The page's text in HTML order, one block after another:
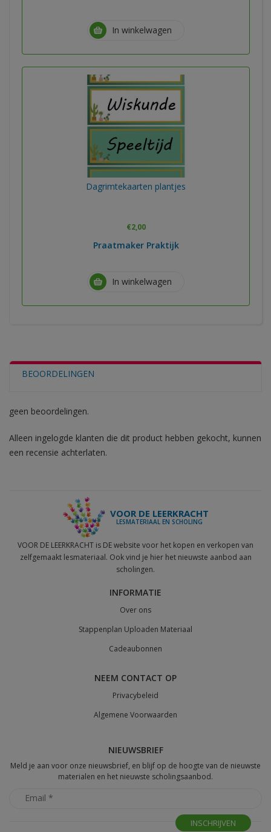
In winkelwagen
Dagrimtekaarten plantjes
€2,00
Praatmaker Praktijk
In winkelwagen
BEOORDELINGEN
geen beoordelingen.
Alleen ingelogde klanten die dit product hebben gekocht, kunnen
een recensie achterlaten.
VOOR DE LEERKRACHT
LESMATERIAAL EN SCHOLING
VOOR DE LEERKRACHT is DE website voor het kopen en verkopen van
zelfgemaakt lesmateriaal. Ook vind je hier het nieuwste aanbod aan
scholingen.
INFORMATIE
Over ons
Stappenplan Uploaden Materiaal
Cadeaubonnen
NEEM CONTACT OP
Privacybeleid
Algemene Voorwaarden
NIEUWSBRIEF
Meld je aan voor onze nieuwsbrief, en blijf op de hoogte van de nieuwste
materialen en het nieuwste scholingsaanbod.